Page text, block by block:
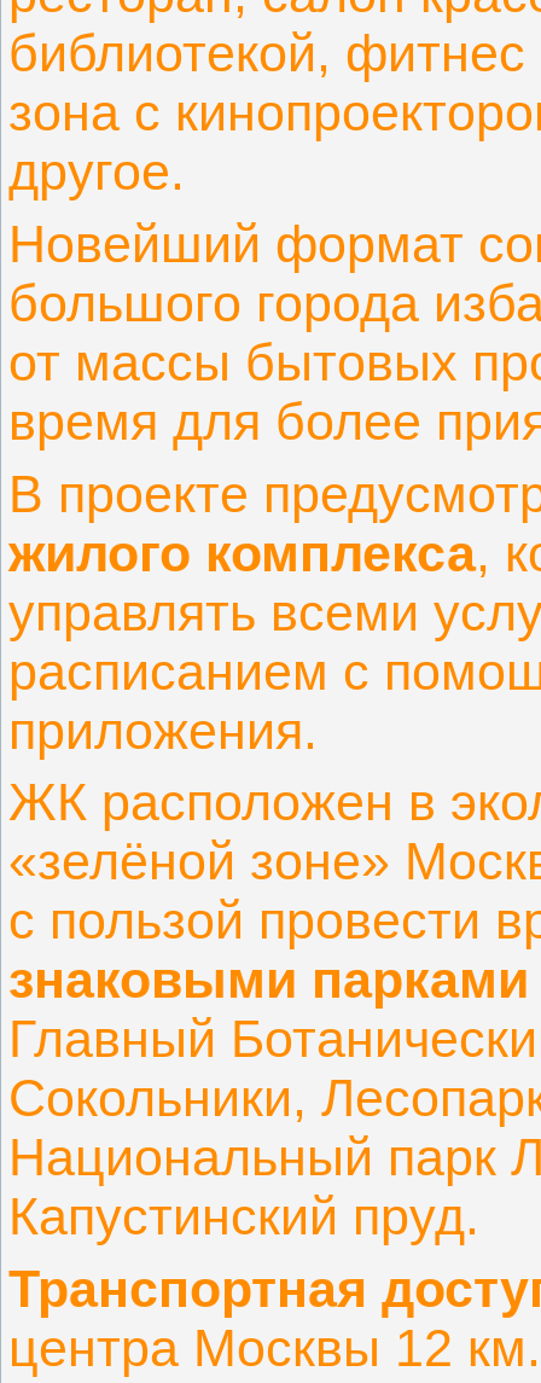
библиотекой,
зона с
другое.
Новейший формат
большого города
от массы бытовых
время для более
В проекте
жилого комплекса,
управлять всеми
расписанием с
приложения.
ЖК расположен в
«зелёной зоне»
с пользой провести
знаковыми парками
Главный
Сокольники,
Национальный парк
Капустинский пруд.
Транспортная
центра Москвы 12